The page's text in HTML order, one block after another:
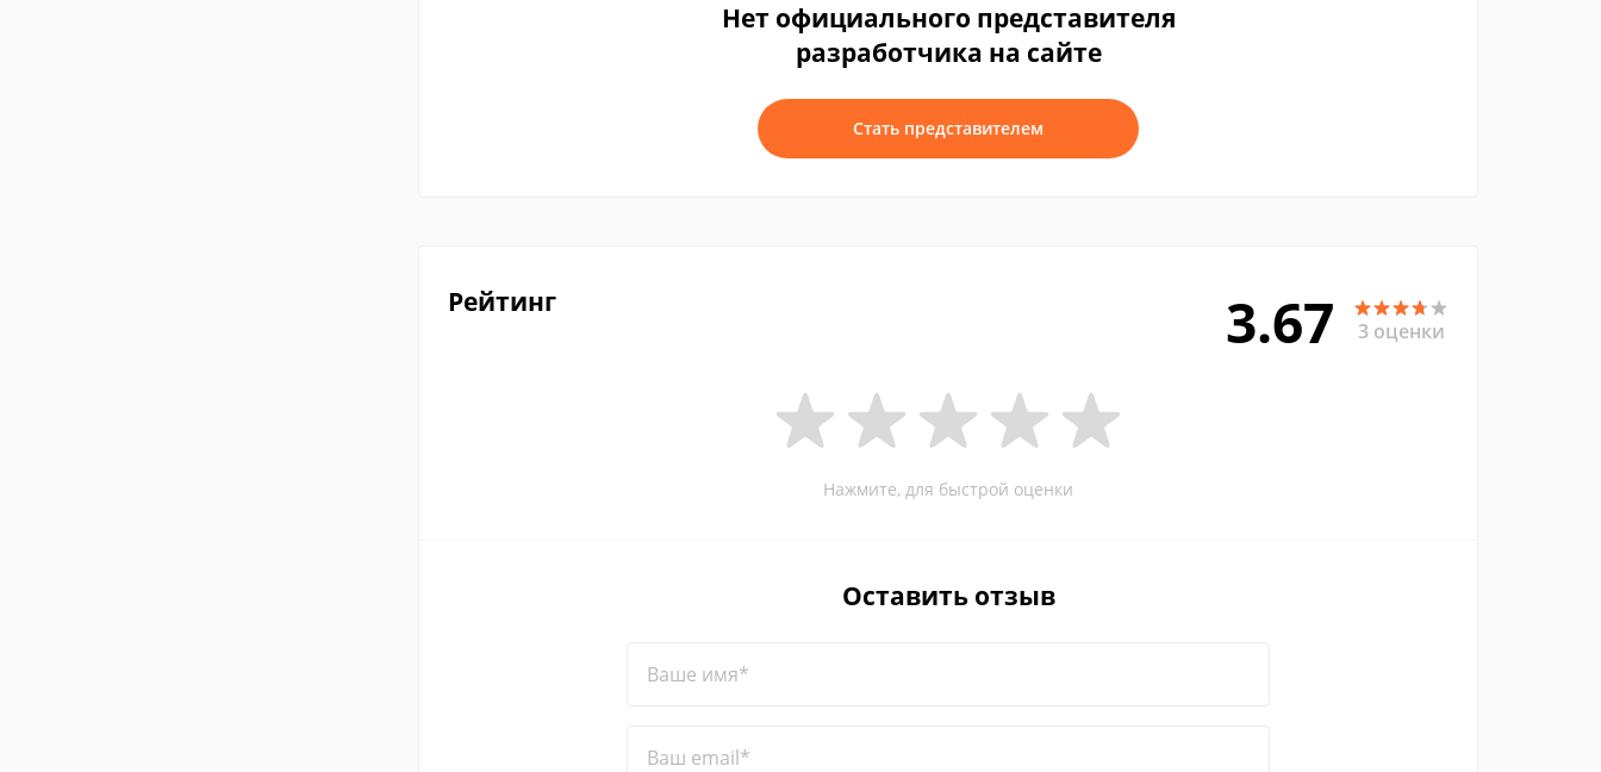
Нет официального представителя
разработчика на сайте
Стать представителем
Рейтинг 3.67 3 оценки
Нажмите, для быстрой оценки
Оставить отзыв
Ваше имя*
Ваш email*